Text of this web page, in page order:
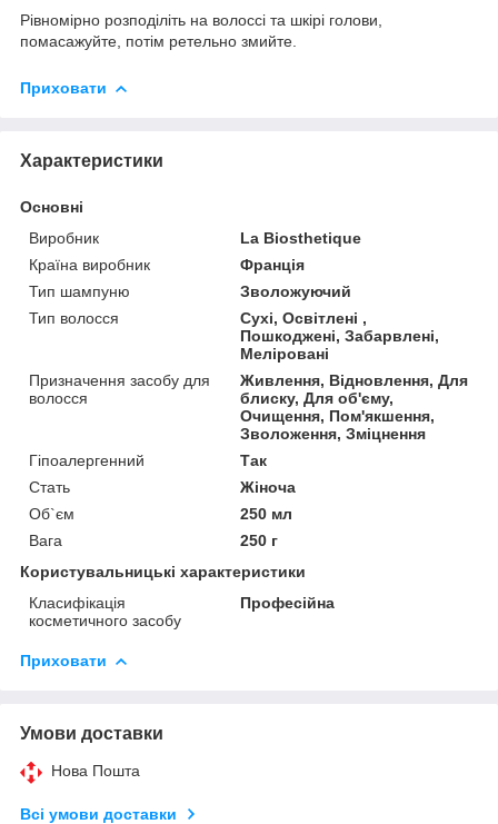
Рівномірно розподіліть на волоссі та шкірі голови,
помасажуйте, потім ретельно змийте.
Приховати
Характеристики
Основні
Виробник
La Biosthetique
Країна виробник
Франція
Тип шампуню
Зволожуючий
Тип волосся
Сухі, Освітлені ,
Пошкоджені, Забарвлені,
Меліровані
Призначення засобу для
волосся
Живлення, Відновлення, Для
блиску, Для об'єму,
Очищення, Пом'якшення,
Зволоження, Зміцнення
Гіпоалергенний
Так
Стать
Жіноча
Об`єм
250 мл
Вага
250 г
Користувальницькі характеристики
Класифікація
косметичного засобу
Професійна
Приховати
Умови доставки
Нова Пошта
Всі умови доставки